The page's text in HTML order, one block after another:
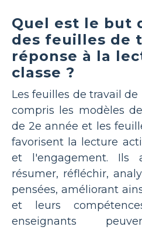
Quel est le but
des feuilles de
réponse à la
classe ?
Les feuilles de travail
compris les modèles
de 2e année et les
favorisent la lecture
et l'engagement. Ils
résumer, réfléchir,
pensées, améliorant
et leurs
enseignants